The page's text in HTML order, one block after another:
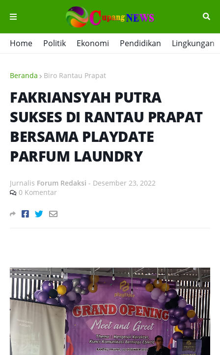
Home Politik Ekonomi Pendidikan Lingkungan
Beranda Biro Rantau Prapat
FAKRIANSYAH PUTRA
SUKSES DI RANTAU PRAPAT
BERSAMA PLAYDATE
PARFUM LAUNDRY
Jurnalis Forum Redaksi - Desember 23, 2022
0 Komentar